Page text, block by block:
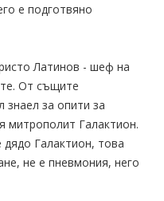
е подготвяно
Латинов - шеф на
От същите
знаел за опити за
митрополит Галактион.
Галактион, това
не е пневмония, него